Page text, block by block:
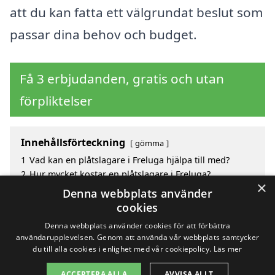
att du kan fatta ett välgrundat beslut som
passar dina behov och budget.
Få 3 erbjudanden, gratis och utan
förpliktelser
Innehållsförteckning gömma
1 Vad kan en plåtslagare i Freluga hjälpa till med?
2 Hur mycket kostar en plåtslagare i Freluga?
Fördelar med att välja plåtslagare i Freluga
Sök efter en skicklig plåtslagare i de omgivande
×
Denna webbplats använder
cookies
Denna webbplats använder cookies för att förbättra
användarupplevelsen. Genom att använda vår webbplats samtycker
du till alla cookies i enlighet med vår cookiepolicy. Läs mer